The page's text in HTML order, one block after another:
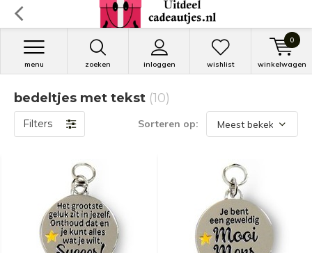
zoeken inloggen
menu wishlist winkelwagen
0
bedeltjes met tekst (10)
Filters Sorteren op: